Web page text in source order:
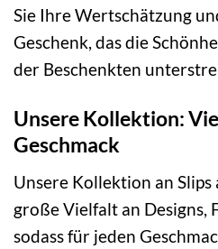
Sie Ihre Wertschätzung
Geschenk, das die
der Beschenkten
Unsere Kollektion:
Geschmack
Unsere Kollektion an Slips
große Vielfalt an Designs,
sodass für jeden